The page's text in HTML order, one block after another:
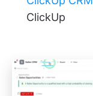
ClickUp